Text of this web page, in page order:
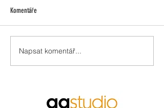
Celovečerní Zlatovláska přichází do
kin
Komentáře
Napsat komentář...